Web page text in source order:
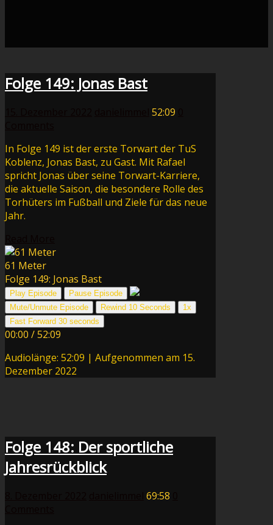
Folge 149: Jonas Bast
52:09
In Folge 149 ist der erste Torwart der TuS
Koblenz, Jonas Bast, zu Gast. Mit Rafael
spricht Jonas über seine Torwart-Karriere,
die aktuelle Saison, die besondere Rolle des
Torhüters im Fußball und Ziele für das neue
Jahr.
61 Meter
Folge 149: Jonas Bast
Play Episode
Pause Episode
Mute/Unmute Episode
Rewind 10 Seconds
1x
Fast Forward 30 seconds
00:00 /52:09
Audiolänge: 52:09 | Aufgenommen am 15.
Dezember 2022
Folge 148: Der sportliche
Jahresrückblick
69:58